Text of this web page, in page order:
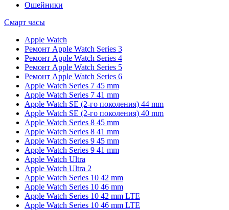
Ошейники
Смарт часы
Apple Watch
Ремонт Apple Watch Series 3
Ремонт Apple Watch Series 4
Ремонт Apple Watch Series 5
Ремонт Apple Watch Series 6
Apple Watch Series 7 45 mm
Apple Watch Series 7 41 mm
Apple Watch SE (2-го поколения) 44 mm
Apple Watch SE (2-го поколения) 40 mm
Apple Watch Series 8 45 mm
Apple Watch Series 8 41 mm
Apple Watch Series 9 45 mm
Apple Watch Series 9 41 mm
Apple Watch Ultra
Apple Watch Ultra 2
Apple Watch Series 10 42 mm
Apple Watch Series 10 46 mm
Apple Watch Series 10 42 mm LTE
Apple Watch Series 10 46 mm LTE